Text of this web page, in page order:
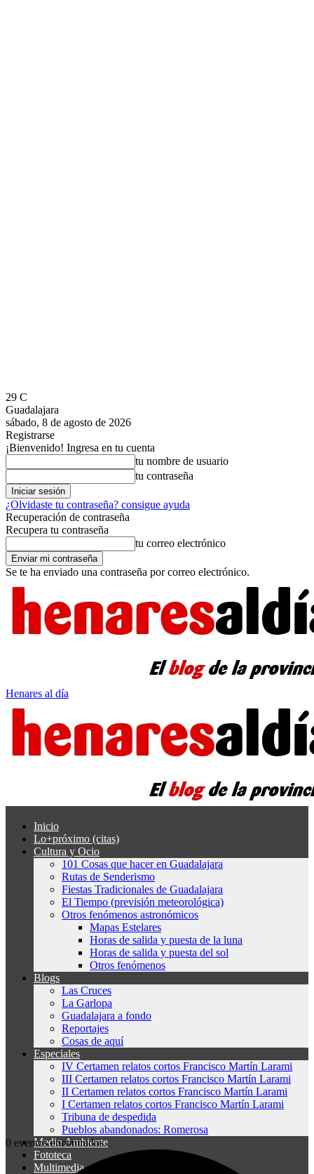
29 C
Guadalajara
sábado, 8 de agosto de 2026
Registrarse
¡Bienvenido! Ingresa en tu cuenta
tu nombre de usuario
tu contraseña
¿Olvidaste tu contraseña? consigue ayuda
Recuperación de contraseña
Recupera tu contraseña
tu correo electrónico
Se te ha enviado una contraseña por correo electrónico.
Henares al día
Inicio
Lo+próximo (citas)
Cultura y Ocio
101 Cosas que hacer en Guadalajara
Rutas de Senderismo
Fiestas Tradicionales de Guadalajara
El Tiempo (previsión meteorológica)
Otros fenómenos astronómicos
Mapas Estelares
Horas de salida y puesta de la luna
Horas de salida y puesta del sol
Otros fenómenos
Blogs
Las Cruces
La Garlopa
Guadalajara a fondo
Reportajes
Cosas de aquí
Especiales
IV Certamen relatos cortos Francisco Martín Larami
III Certamen relatos cortos Francisco Martín Larami
II Certamen relatos cortos Francisco Martín Larami
I Certamen relatos cortos Francisco Martín Larami
Tribuna de despedida
Pueblos abandonados: Romerosa
Medio Ambiente
Fototeca
Multimedia
0 eventos encontrados.